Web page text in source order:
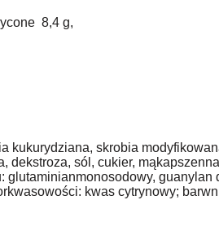
8,4 g,
kukurydziana, skrobia
dekstroza, sól, cukier,
glutaminianmonosodowy, guanylan
kwas cytrynowy;